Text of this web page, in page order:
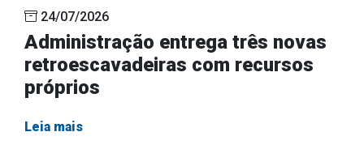
24/07/2026
Administração entrega três novas
retroescavadeiras com recursos
próprios
Leia mais